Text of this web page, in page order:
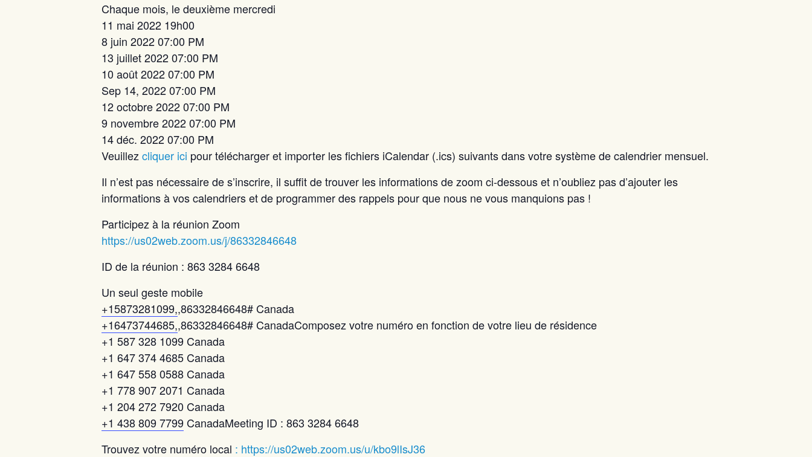
Chaque mois, le deuxième mercredi
11 mai 2022 19h00
8 juin 2022 07:00 PM
13 juillet 2022 07:00 PM
10 août 2022 07:00 PM
Sep 14, 2022 07:00 PM
12 octobre 2022 07:00 PM
9 novembre 2022 07:00 PM
14 déc. 2022 07:00 PM
Veuillez cliquer ici pour télécharger et importer les fichiers iCalendar (.ics) suivants dans votre système de calendrier mensuel.
Il n’est pas nécessaire de s’inscrire, il suffit de trouver les informations de zoom ci-dessous et n’oubliez pas d’ajouter les
informations à vos calendriers et de programmer des rappels pour que nous ne vous manquions pas !
Participez à la réunion Zoom
https://us02web.zoom.us/j/86332846648
ID de la réunion : 863 3284 6648
Un seul geste mobile
+15873281099,,86332846648# Canada
+16473744685,,86332846648# CanadaComposez votre numéro en fonction de votre lieu de résidence
+1 587 328 1099 Canada
+1 647 374 4685 Canada
+1 647 558 0588 Canada
+1 778 907 2071 Canada
+1 204 272 7920 Canada
+1 438 809 7799 CanadaMeeting ID : 863 3284 6648
Trouvez votre numéro local : https://us02web.zoom.us/u/kbo9lIsJ36